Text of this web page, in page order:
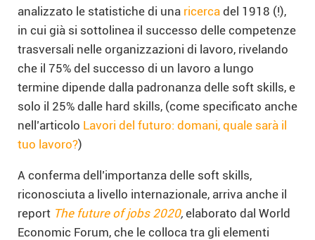
analizzato le statistiche di una ricerca del 1918 (!),
in cui già si sottolinea il successo delle competenze
trasversali nelle organizzazioni di lavoro, rivelando
che il 75% del successo di un lavoro a lungo
termine dipende dalla padronanza delle soft skills, e
solo il 25% dalle hard skills, (come specificato anche
nell’articolo Lavori del futuro: domani, quale sarà il
tuo lavoro?)
A conferma dell’importanza delle soft skills,
riconosciuta a livello internazionale, arriva anche il
report The future of jobs 2020, elaborato dal World
Economic Forum, che le colloca tra gli elementi